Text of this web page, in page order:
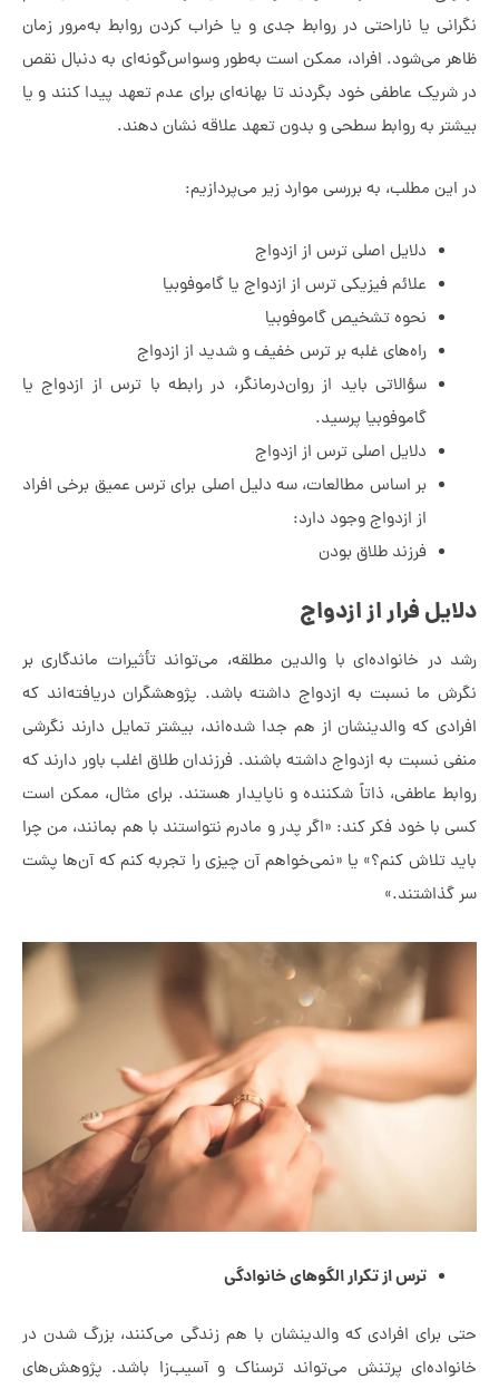
یا ناراحتی در روابط جدی و یا خراب کردن روابط به‌مرور زمان
می‌شود. افراد، ممکن است به‌طور وسواس‌گونه‌ای به دنبال نقص
عاطفی خود بگردند تا بهانه‌ای برای عدم تعهد پیدا کنند و یا
به روابط سطحی و بدون تعهد علاقه نشان دهند.
مطلب، به بررسی موارد زیر می‌پردازیم:
دلایل اصلی ترس از ازدواج
علائم فیزیکی ترس از ازدواج یا گاموفوبیا
نحوه تشخیص گاموفوبیا
راه‌های غلبه بر ترس خفیف و شدید از ازدواج
سؤالاتی باید از روان‌درمانگر، در رابطه با ترس از ازدواج یا
گاموفوبیا پرسید.
دلایل اصلی ترس از ازدواج
بر اساس مطالعات، سه دلیل اصلی برای ترس عمیق برخی افراد
از ازدواج وجود دارد:
فرزند طلاق بودن
فرار از ازدواج
خانواده‌ای با والدین مطلقه، می‌تواند تأثیرات ماندگاری بر
ما نسبت به ازدواج داشته باشد. پژوهشگران دریافته‌اند که
که والدینشان از هم جدا شده‌اند، بیشتر تمایل دارند نگرشی
نسبت به ازدواج داشته باشند. فرزندان طلاق اغلب باور دارند که
عاطفی، ذاتاً شکننده و ناپایدار هستند. برای مثال، ممکن است
خود فکر کند: «اگر پدر و مادرم نتواستند با هم بمانند، من چرا
تلاش کنم؟» یا «نمی‌خواهم آن چیزی را تجربه کنم که آن‌ها پشت
ترس از تکرار الگوهای خانوادگی
افرادی که والدینشان با هم زندگی می‌کنند، بزرگ شدن در
پرتنش می‌تواند ترسناک و آسیب‌زا باشد. پژوهش‌های